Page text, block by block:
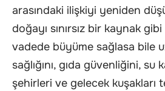
arasındaki ilişkiyi yeniden
doğayı sınırsız bir kaynak
vadede büyüme sağlasa bile
sağlığını, gıda güvenliğini, su
şehirleri ve gelecek kuşakları